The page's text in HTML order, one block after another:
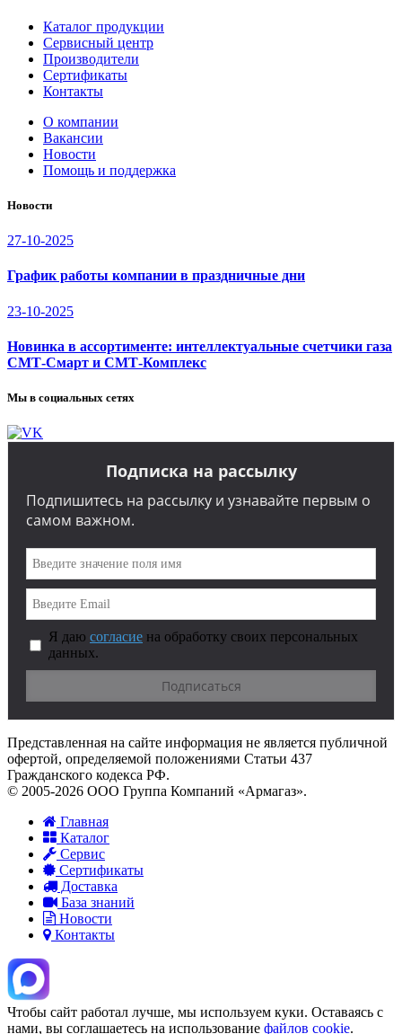
Каталог продукции
Сервисный центр
Производители
Сертификаты
Контакты
О компании
Вакансии
Новости
Помощь и поддержка
Новости
27-10-2025
График работы компании в праздничные дни
23-10-2025
Новинка в ассортименте: интеллектуальные счетчики газа
СМТ-Смарт и СМТ-Комплекс
Мы в социальных сетях
Подписка на рассылку
Подпишитесь на рассылку и узнавайте первым о
самом важном.
Я даю согласие на обработку своих персональных
данных.
Представленная на сайте информация не является публичной
офертой, определяемой положениями Статьи 437
Гражданского кодекса РФ.
© 2005-2026 ООО Группа Компаний «Армагаз».
Главная
Каталог
Сервис
Сертификаты
Доставка
База знаний
Новости
Контакты
Чтобы сайт работал лучше, мы используем куки. Оставаясь с
нами, вы соглашаетесь на использование файлов cookie.